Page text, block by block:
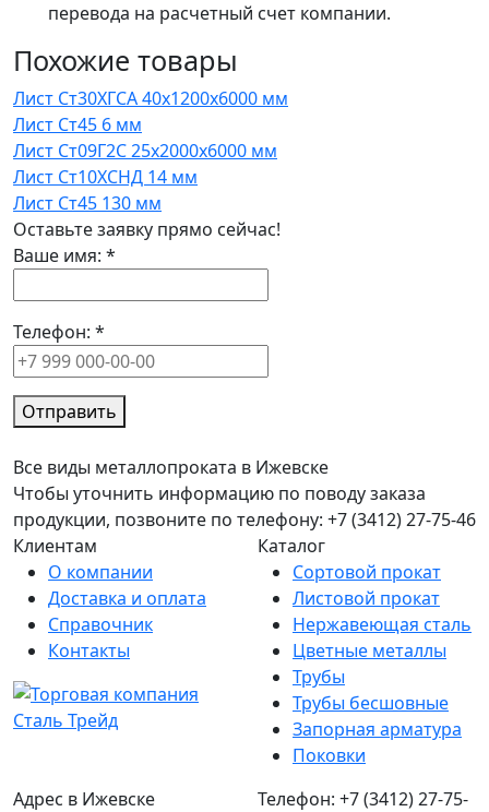
перевода на расчетный счет компании.
Похожие товары
Лист Ст30ХГСА 40x1200x6000 мм
Лист Ст45 6 мм
Лист Ст09Г2С 25x2000x6000 мм
Лист Ст10ХСНД 14 мм
Лист Ст45 130 мм
Оставьте заявку прямо сейчас!
Ваше имя: *
Телефон: *
Отправить
Все виды металлопроката в Ижевске
Чтобы уточнить информацию по поводу заказа
продукции, позвоните по телефону: +7 (3412) 27-75-46
Клиентам
О компании
Доставка и оплата
Справочник
Контакты
Каталог
Сортовой прокат
Листовой прокат
Нержавеющая сталь
Цветные металлы
Трубы
Трубы бесшовные
Запорная арматура
Поковки
Адрес в Ижевске
Телефон: +7 (3412) 27-75-